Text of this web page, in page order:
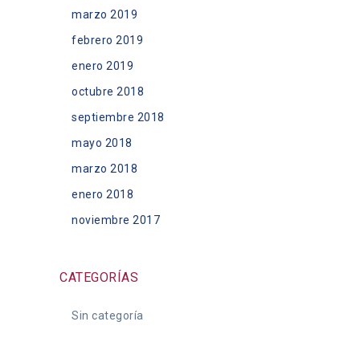
marzo 2019
febrero 2019
enero 2019
octubre 2018
septiembre 2018
mayo 2018
marzo 2018
enero 2018
noviembre 2017
CATEGORÍAS
Sin categoría